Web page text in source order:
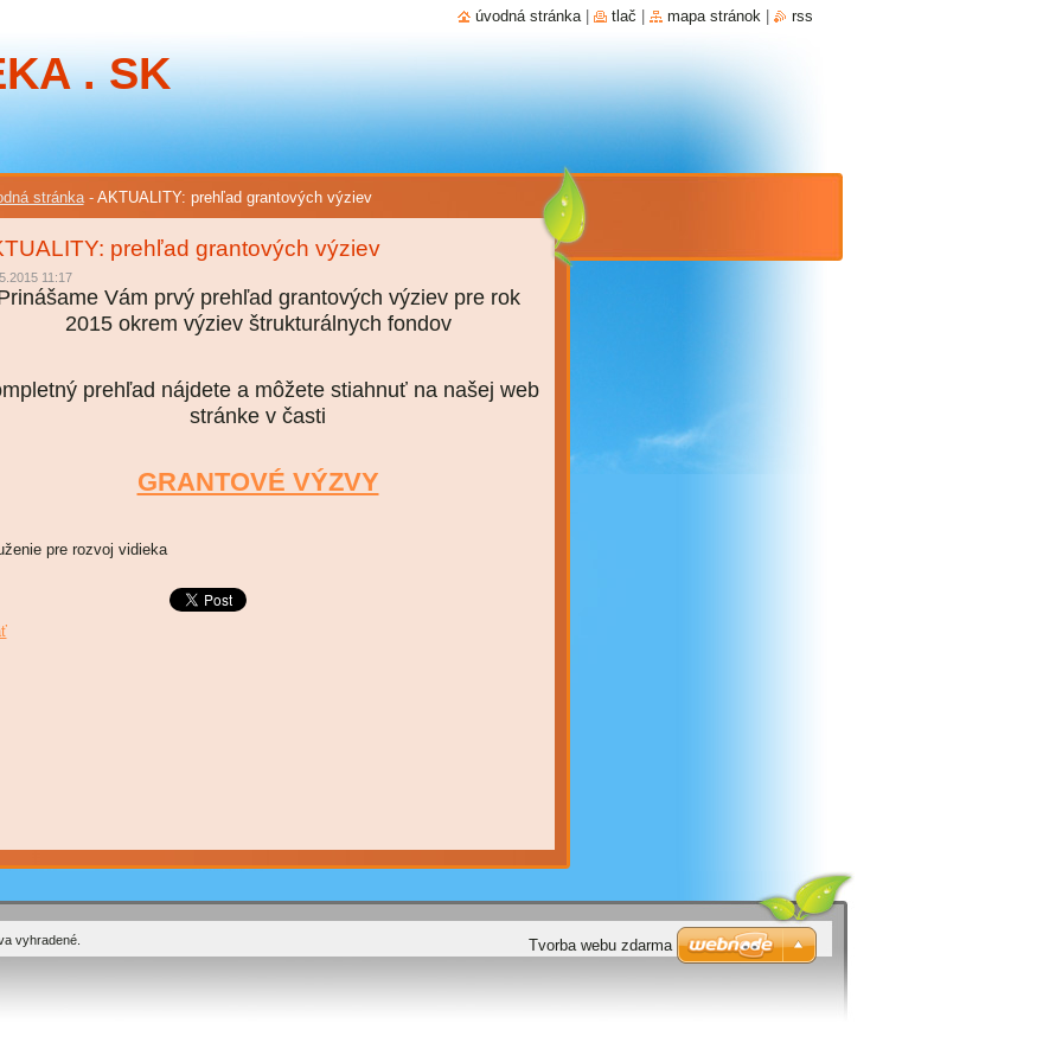
. SK
stránka - AKTUALITY: prehľad grantových výziev
prehľad grantových výziev
11:17
Vám prvý prehľad grantových výziev pre rok
2015 okrem výziev štrukturálnych fondov
prehľad nájdete a môžete stiahnuť na našej web
stránke v časti
GRANTOVÉ VÝZVY
pre rozvoj vidieka
úvodná stránka tlač mapa stránok rss
vyhradené. Tvorba webu zdarma